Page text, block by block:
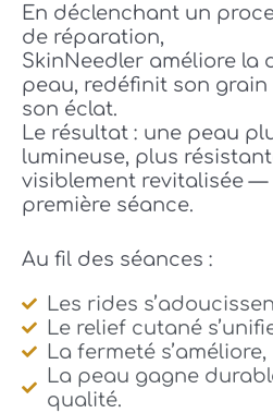
En déclenchant un
de réparation,
SkinNeedler améliore la
peau, redéfinit son
son éclat.
Le résultat : une peau
lumineuse, plus
visiblement revitalisée —
première séance.
Au fil des séances :
Les rides
Le relief cutané
La fermeté s’améliore,
La peau gagne
qualité.